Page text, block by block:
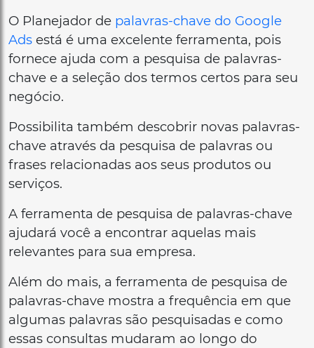
O Planejador de palavras-chave do Google
Ads está é uma excelente ferramenta, pois
fornece ajuda com a pesquisa de palavras-
chave e a seleção dos termos certos para seu
negócio.
Possibilita também descobrir novas palavras-
chave através da pesquisa de palavras ou
frases relacionadas aos seus produtos ou
serviços.
A ferramenta de pesquisa de palavras-chave
ajudará você a encontrar aquelas mais
relevantes para sua empresa.
Além do mais, a ferramenta de pesquisa de
palavras-chave mostra a frequência em que
algumas palavras são pesquisadas e como
essas consultas mudaram ao longo do